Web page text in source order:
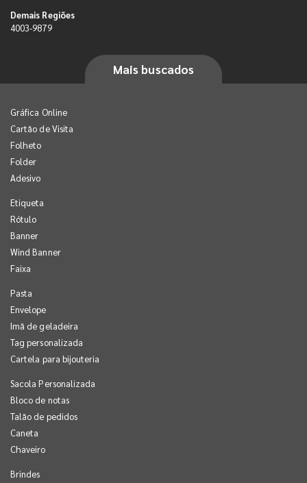
Demais Regiões
4003-9879
Mais buscados
Gráfica Online
Cartão de Visita
Folheto
Folder
Adesivo
Etiqueta
Rótulo
Banner
Wind Banner
Faixa
Pasta
Envelope
Imã de geladeira
Tag personalizada
Cartela para bijouteria
Sacola Personalizada
Bloco de notas
Talão de pedidos
Caneta
Chaveiro
Brindes